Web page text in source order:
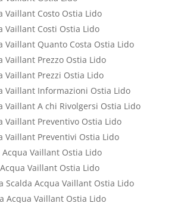
Vaillant Costo Ostia Lido
Vaillant Costi Ostia Lido
Vaillant Quanto Costa Ostia Lido
Vaillant Prezzo Ostia Lido
Vaillant Prezzi Ostia Lido
Vaillant Informazioni Ostia Lido
Vaillant A chi Rivolgersi Ostia Lido
Vaillant Preventivo Ostia Lido
Vaillant Preventivi Ostia Lido
Acqua Vaillant Ostia Lido
Vaillant Ostia Lido
Scalda Acqua Vaillant Ostia Lido
Acqua Vaillant Ostia Lido